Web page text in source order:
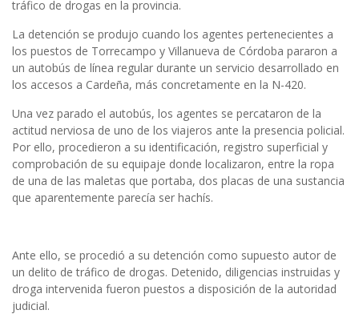
tráfico de drogas en la provincia.
La detención se produjo cuando los agentes pertenecientes a
los puestos de Torrecampo y Villanueva de Córdoba pararon a
un autobús de línea regular durante un servicio desarrollado en
los accesos a Cardeña, más concretamente en la N-420.
Una vez parado el autobús, los agentes se percataron de la
actitud nerviosa de uno de los viajeros ante la presencia policial.
Por ello, procedieron a su identificación, registro superficial y
comprobación de su equipaje donde localizaron, entre la ropa
de una de las maletas que portaba, dos placas de una sustancia
que aparentemente parecía ser hachís.
Ante ello, se procedió a su detención como supuesto autor de
un delito de tráfico de drogas. Detenido, diligencias instruidas y
droga intervenida fueron puestos a disposición de la autoridad
judicial.